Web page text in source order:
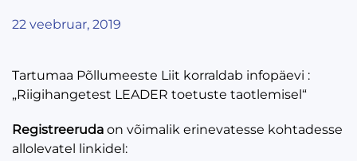
22 veebruar, 2019
Tartumaa Põllumeeste Liit korraldab infopäevi :
„Riigihangetest LEADER toetuste taotlemisel“
Registreeruda on võimalik erinevatesse kohtadesse
allolevatel linkidel: